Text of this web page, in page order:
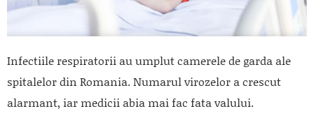
Infectiile respiratorii au umplut camerele de garda ale
spitalelor din Romania. Numarul virozelor a crescut
alarmant, iar medicii abia mai fac fata valului.